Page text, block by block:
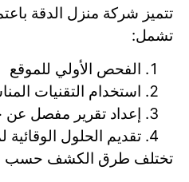
تتميز شركة منزل الدقة
تشمل:
الفحص الأولي للموقع
استخدام التقنيات
إعداد تقرير مفصل عن
تقديم الحلول الوقائية
تختلف طرق الكشف حسب